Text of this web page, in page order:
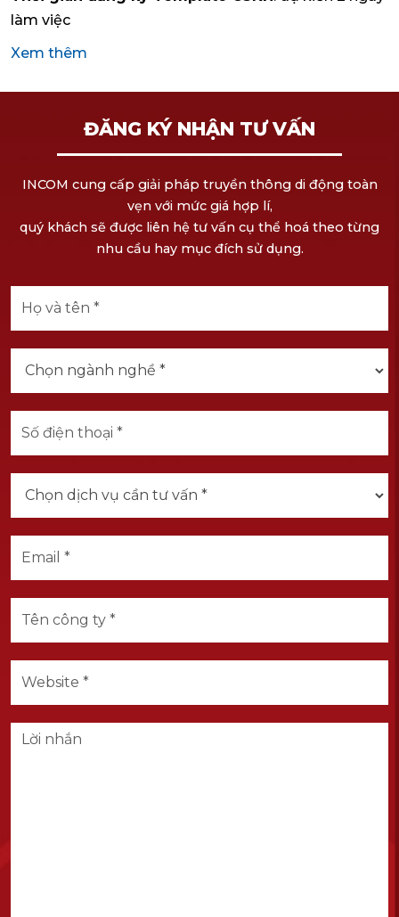
làm việc
Xem thêm
ĐĂNG KÝ NHẬN TƯ VẤN
INCOM cung cấp giải pháp truyền thông di động toàn
vẹn với mức giá hợp lí,
quý khách sẽ được liên hệ tư vấn cụ thể hoá theo từng
nhu cầu hay mục đích sử dụng.